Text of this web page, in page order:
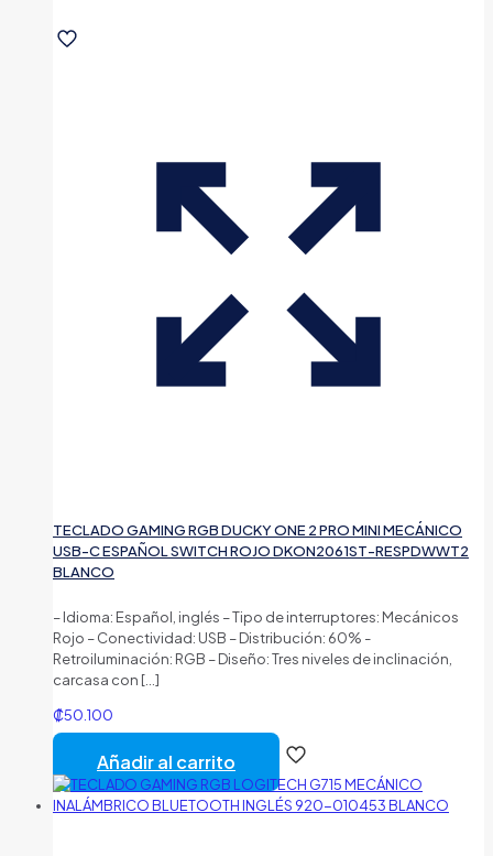
TECLADO GAMING RGB DUCKY ONE 2 PRO MINI MECÁNICO
USB-C ESPAÑOL SWITCH ROJO DKON2061ST-RESPDWWT2
BLANCO
– Idioma: Español, inglés – Tipo de interruptores: Mecánicos
Rojo – Conectividad: USB – Distribución: 60% -
Retroiluminación: RGB – Diseño: Tres niveles de inclinación,
carcasa con […]
₡50.100
Añadir al carrito